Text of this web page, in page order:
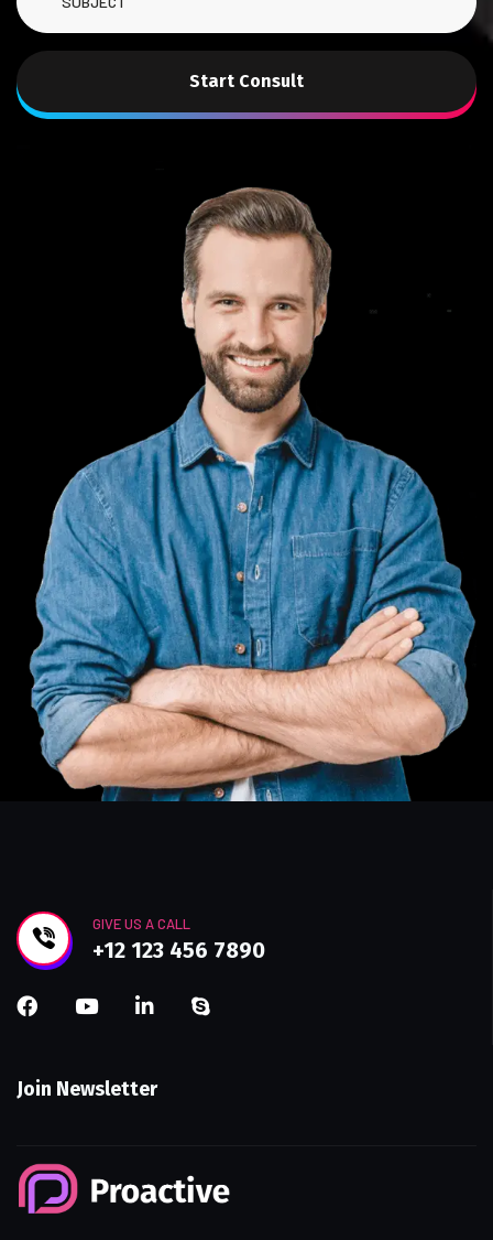
Start Consult
GIVE US A CALL
+12 123 456 7890
Join Newsletter